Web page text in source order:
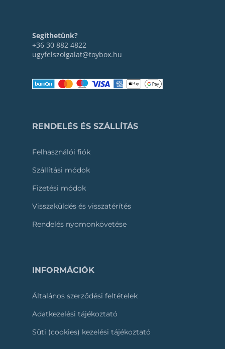
Segíthetünk?
+36 30 882 4822
ugyfelszolgalat@toybox.hu
RENDELÉS ÉS SZÁLLÍTÁS
Felhasználói fiók
Szállítási módok
Fizetési módok
Visszaküldés és visszatérítés
Rendelés nyomonkövetése
INFORMÁCIÓK
Általános szerződési feltételek
Adatkezelési tájékoztató
Süti (cookies) kezelési tájékoztató